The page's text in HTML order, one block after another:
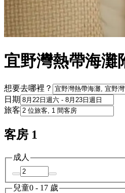
宜野灣熱帶海灘
想要去哪裡？
日期
旅客
客房 1
成人
兒童0 - 17 歲